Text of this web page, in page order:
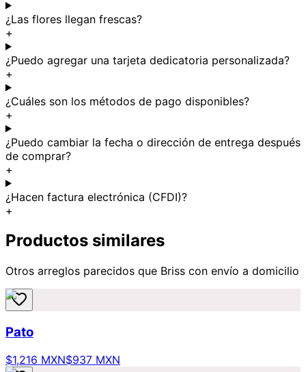
¿Las flores llegan frescas?
+
¿Puedo agregar una tarjeta dedicatoria personalizada?
+
¿Cuáles son los métodos de pago disponibles?
+
¿Puedo cambiar la fecha o dirección de entrega después
de comprar?
+
¿Hacen factura electrónica (CFDI)?
+
Productos similares
Otros arreglos parecidos que Briss con envío a domicilio
Pato
$1,216 MXN$937 MXN